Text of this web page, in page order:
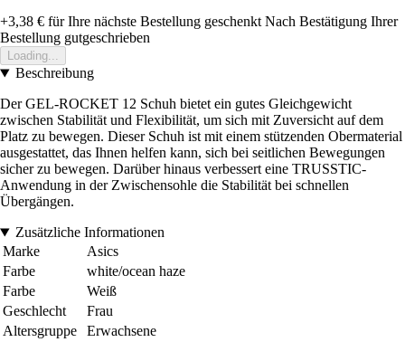
+3,38 € für Ihre nächste Bestellung geschenkt Nach Bestätigung Ihrer
Bestellung gutgeschrieben
Loading...
Beschreibung
Der GEL-ROCKET 12 Schuh bietet ein gutes Gleichgewicht
zwischen Stabilität und Flexibilität, um sich mit Zuversicht auf dem
Platz zu bewegen. Dieser Schuh ist mit einem stützenden Obermaterial
ausgestattet, das Ihnen helfen kann, sich bei seitlichen Bewegungen
sicher zu bewegen. Darüber hinaus verbessert eine TRUSSTIC-
Anwendung in der Zwischensohle die Stabilität bei schnellen
Übergängen.
Zusätzliche Informationen
Marke
Asics
Farbe
white/ocean haze
Farbe
Weiß
Geschlecht
Frau
Altersgruppe
Erwachsene